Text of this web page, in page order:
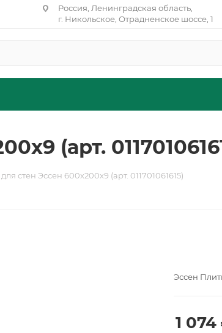
Россия, Ленинградская область,
г. Никольское, Отрадненское шоссе, 1
(арт.
стен Эссен 600х200х9 (арт. 011701061615)
Эссен
1 074